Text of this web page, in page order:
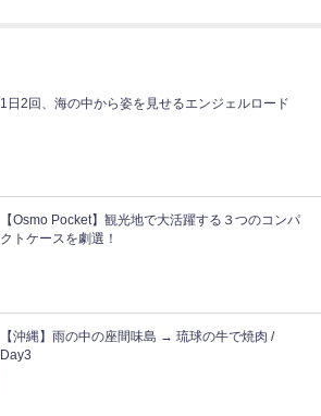
1日2回、海の中から姿を見せるエンジェルロード
【Osmo Pocket】観光地で大活躍する３つのコンパ
クトケースを劇選！
【沖縄】雨の中の座間味島 → 琉球の牛で焼肉 /
Day3